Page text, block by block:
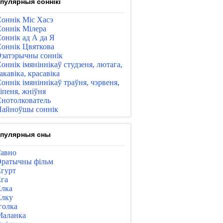
Міс Хасэ
Мілера
ад А да Я
Цвяткова
соннік
імяніннікаў студзеня, лютага,
красавіка
імяніннікаў траўня, чэрвеня,
жніўня
соннік
сны
фільм